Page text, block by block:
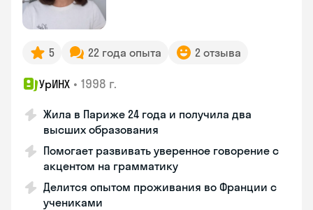
5 22 года опыта 2 отзыва
УрИНХ • 1998 г.
Жила в Париже 24 года и получила два
высших образования
Помогает развивать уверенное говорение с
акцентом на грамматику
Делится опытом проживания во Франции с
учениками